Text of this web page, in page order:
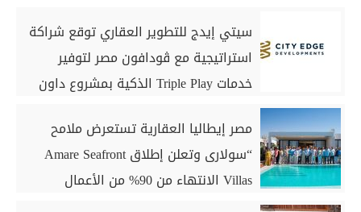
سيتي إيدج للتطوير العقاري توقع شراكة
استراتيجية مع ڤودافون مصر لتوفير
خدمات Triple Play الذكية بمشروع داون
مصر إيطاليا العقارية تستعرض ملامح
“سولارى وتعلن إطلاق Amare Seafront
Villas الانتهاء من 90% من الأعمال